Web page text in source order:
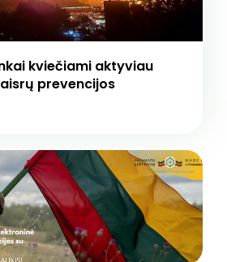
kviečiami aktyviau
prevencijos